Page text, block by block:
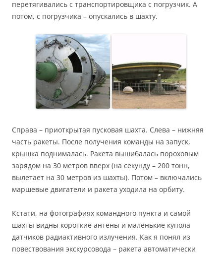
перетягивались с транспортировщика с погрузчик. А
потом, с погрузчика – опускались в шахту.
Справа – приоткрытая пусковая шахта. Слева – нижняя
часть ракеты. После получения команды на запуск,
крышка поднималась. Ракета вышибалась пороховым
зарядом на 30 метров вверх (на секунду – 200 тонн,
вылетает на 30 метров из шахты). Потом – включались
маршевые двигатели и ракета уходила на орбиту.
Кстати, на фотографиях командного пункта и самой
шахты видны короткие антены и маленькие купола
датчиков радиактивного излучения. Как я понял из
повествования экскурсовода – ракета автоматически